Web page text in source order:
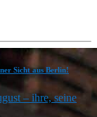
Sicht aus Berlin!
– ihre, seine